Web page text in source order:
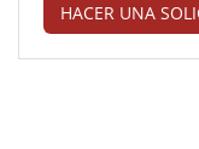
HACER UNA